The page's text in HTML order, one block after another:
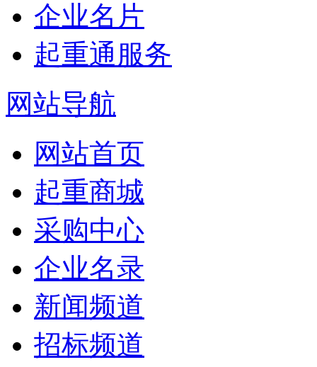
企业名片
起重通服务
网站导航
网站首页
起重商城
采购中心
企业名录
新闻频道
招标频道